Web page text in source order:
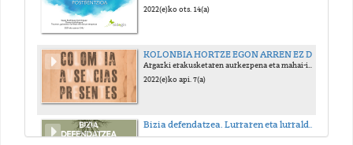
2022(e)ko ots. 14(a)
Argazki erakusketaren aurkezpena eta mahai-ingurua
2022(e)ko api. 7(a)
Bizia defendatzea. Lurraren eta lurraldearen defentsaren ondorioak.